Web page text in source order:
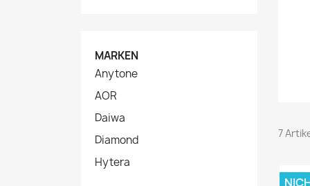
MARKEN
Anytone
AOR
Daiwa
Diamond
Hytera
7